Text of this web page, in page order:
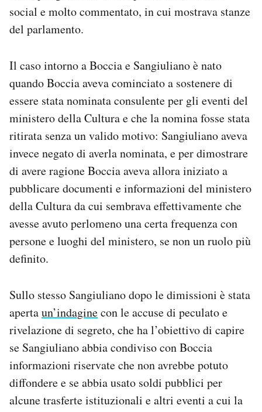
social e molto commentato, in cui mostrava stanze
del parlamento.
Il caso intorno a Boccia e Sangiuliano è nato
quando Boccia aveva cominciato a sostenere di
essere stata nominata consulente per gli eventi del
ministero della Cultura e che la nomina fosse stata
ritirata senza un valido motivo: Sangiuliano aveva
invece negato di averla nominata, e per dimostrare
di avere ragione Boccia aveva allora iniziato a
pubblicare documenti e informazioni del ministero
della Cultura da cui sembrava effettivamente che
avesse avuto perlomeno una certa frequenza con
persone e luoghi del ministero, se non un ruolo più
definito.
Sullo stesso Sangiuliano dopo le dimissioni è stata
apertaun’indaginecon le accuse di peculato e
rivelazione di segreto, che ha l’obiettivo di capire
se Sangiuliano abbia condiviso con Boccia
informazioni riservate che non avrebbe potuto
diffondere e se abbia usato soldi pubblici per
alcune trasferte istituzionali e altri eventi a cui la